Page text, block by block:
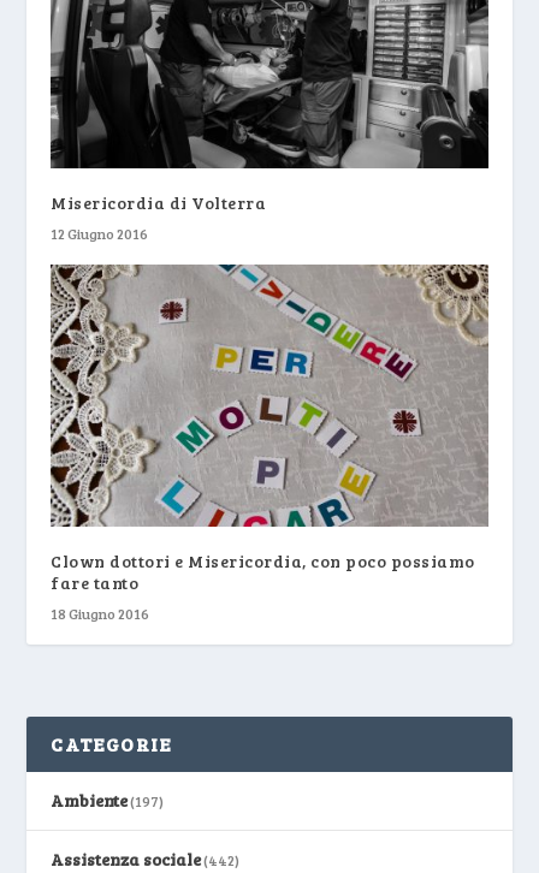
Misericordia di Volterra
12 Giugno 2016
Clown dottori e Misericordia, con poco possiamo
fare tanto
18 Giugno 2016
CATEGORIE
Ambiente(197)
Assistenza sociale(442)